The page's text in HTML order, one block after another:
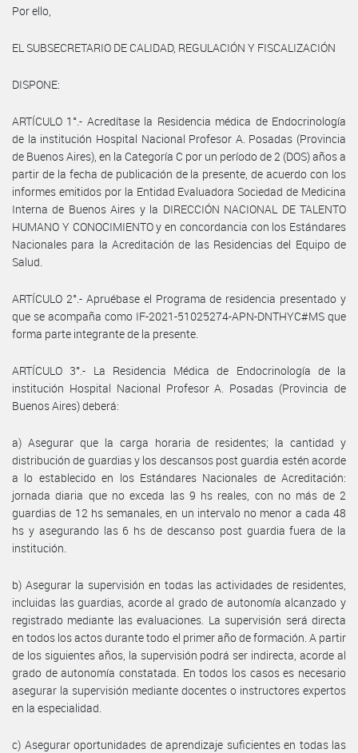
Por ello,
EL SUBSECRETARIO DE CALIDAD, REGULACIÓN Y FISCALIZACIÓN
DISPONE:
ARTÍCULO 1°.- Acredítase la Residencia médica de Endocrinología
de la institución Hospital Nacional Profesor A. Posadas (Provincia
de Buenos Aires), en la Categoría C por un período de 2 (DOS) años a
partir de la fecha de publicación de la presente, de acuerdo con los
informes emitidos por la Entidad Evaluadora Sociedad de Medicina
Interna de Buenos Aires y la DIRECCIÓN NACIONAL DE TALENTO
HUMANO Y CONOCIMIENTO y en concordancia con los Estándares
Nacionales para la Acreditación de las Residencias del Equipo de
Salud.
ARTÍCULO 2°.- Apruébase el Programa de residencia presentado y
que se acompaña como IF-2021-51025274-APN-DNTHYC#MS que
forma parte integrante de la presente.
ARTÍCULO 3°.- La Residencia Médica de Endocrinología de la
institución Hospital Nacional Profesor A. Posadas (Provincia de
Buenos Aires) deberá:
a) Asegurar que la carga horaria de residentes; la cantidad y
distribución de guardias y los descansos post guardia estén acorde
a lo establecido en los Estándares Nacionales de Acreditación:
jornada diaria que no exceda las 9 hs reales, con no más de 2
guardias de 12 hs semanales, en un intervalo no menor a cada 48
hs y asegurando las 6 hs de descanso post guardia fuera de la
institución.
b) Asegurar la supervisión en todas las actividades de residentes,
incluidas las guardias, acorde al grado de autonomía alcanzado y
registrado mediante las evaluaciones. La supervisión será directa
en todos los actos durante todo el primer año de formación. A partir
de los siguientes años, la supervisión podrá ser indirecta, acorde al
grado de autonomía constatada. En todos los casos es necesario
asegurar la supervisión mediante docentes o instructores expertos
en la especialidad.
c) Asegurar oportunidades de aprendizaje suficientes en todas las